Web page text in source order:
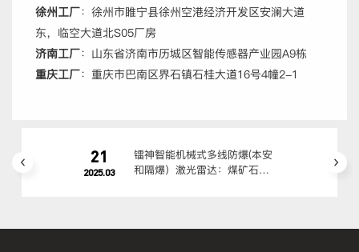
徐州工厂：徐州市睢宁县徐州空港经济开发区安澜大道
东，临空大道北S05厂房
济南工厂：山东省济南市历城区智能传感器产业园A9栋
重庆工厂：重庆市巴南区界石镇石桂大道16号4幢2-1
21
2025.03
镭神智能机械式多线防爆(本安
和隔爆）激光雷达：煤矿石油